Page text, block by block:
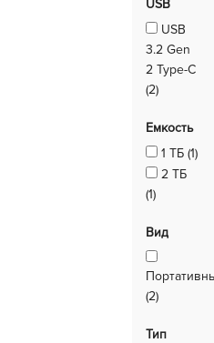
USB
USB
3.2 Gen
2 Type-C
(2)
Емкость
1 ТБ (1)
2 ТБ
(1)
Вид
(2)
Тип